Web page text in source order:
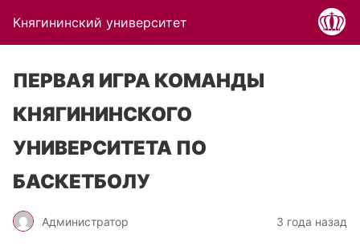
Княгининский университет
ПЕРВАЯ ИГРА КОМАНДЫ
КНЯГИНИНСКОГО
УНИВЕРСИТЕТА ПО
БАСКЕТБОЛУ
Администратор 3 года назад